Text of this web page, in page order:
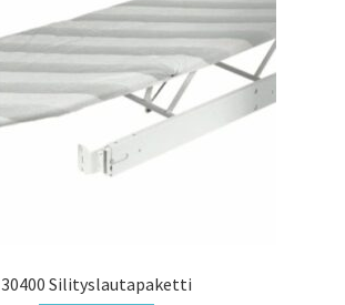
30400 Silityslautapaketti